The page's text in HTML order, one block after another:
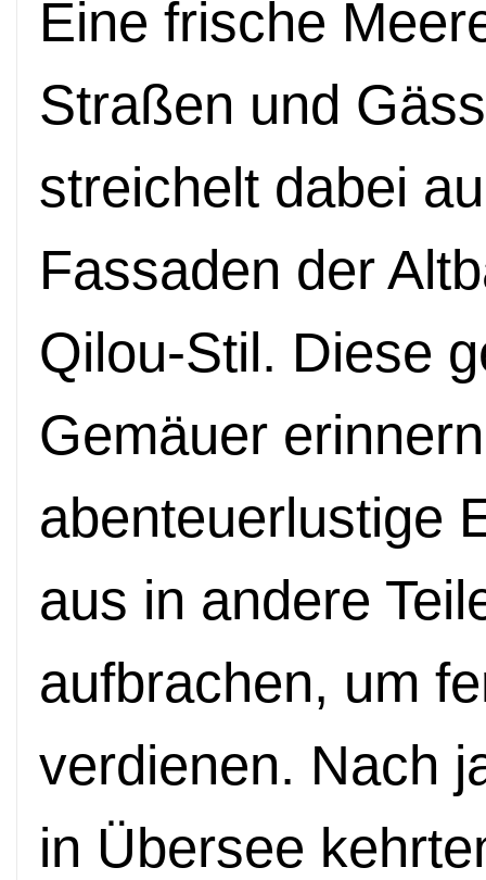
Eine frische
Straßen und
streichelt dabei
Fassaden der
Qilou-Stil. Diese
Gemäuer
abenteuerlustige
aus in andere
aufbrachen, um
verdienen. Nach
in Übersee